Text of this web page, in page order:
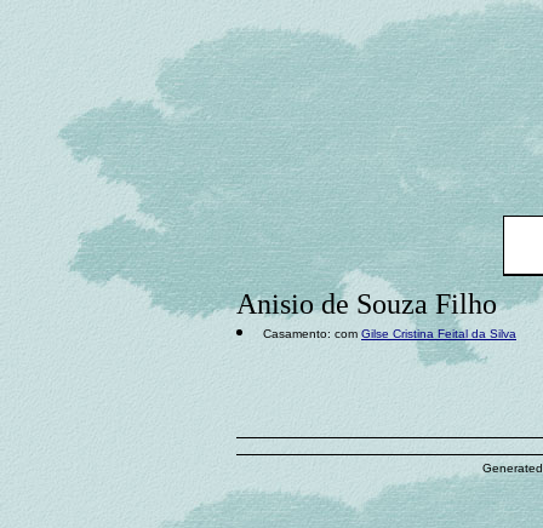
Anisio de Souza Filho
Casamento: com Gilse Cristina Feital da Silva